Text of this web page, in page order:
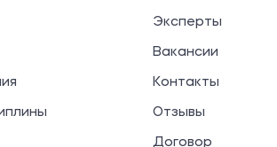
Эксперты
Вакансии
Контакты
Отзывы
Договор